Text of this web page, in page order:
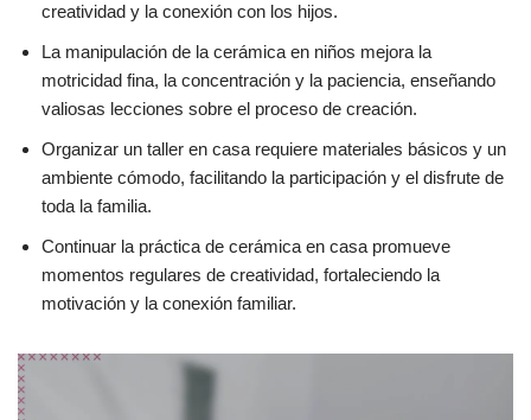
creatividad y la conexión con los hijos.
La manipulación de la cerámica en niños mejora la
motricidad fina, la concentración y la paciencia, enseñando
valiosas lecciones sobre el proceso de creación.
Organizar un taller en casa requiere materiales básicos y un
ambiente cómodo, facilitando la participación y el disfrute de
toda la familia.
Continuar la práctica de cerámica en casa promueve
momentos regulares de creatividad, fortaleciendo la
motivación y la conexión familiar.